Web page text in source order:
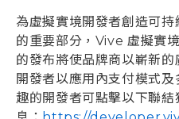
為虛擬實境開發者創造可
的重要部分，Vive 虛擬實
的發布將使品牌商以嶄新
開發者以應用內支付模式
趣的開發者可點擊以下聯